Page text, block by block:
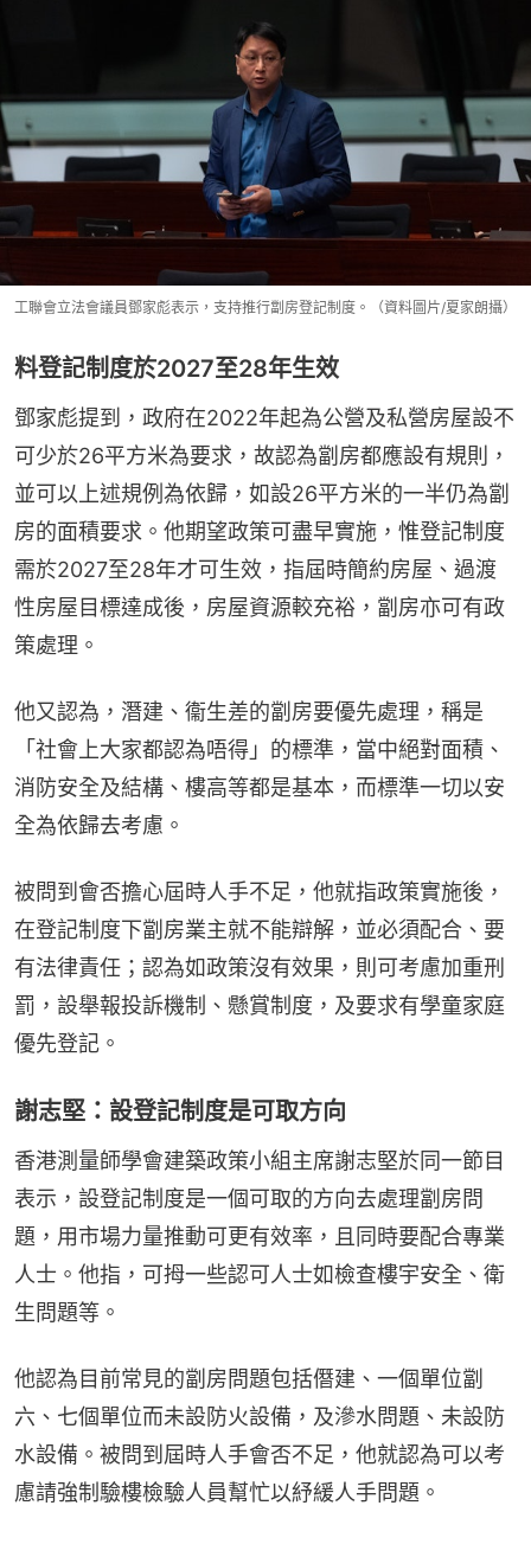
工聯會立法會議員鄧家彪表示，支持推行劏房登記制度。（資料圖片/夏家朗攝）
料登記制度於2027至28年生效
鄧家彪提到，政府在2022年起為公營及私營房屋設不
可少於26平方米為要求，故認為劏房都應設有規則，
並可以上述規例為依歸，如設26平方米的一半仍為劏
房的面積要求。他期望政策可盡早實施，惟登記制度
需於2027至28年才可生效，指屆時簡約房屋、過渡
性房屋目標達成後，房屋資源較充裕，劏房亦可有政
策處理。
他又認為，潛建、衞生差的劏房要優先處理，稱是
「社會上大家都認為唔得」的標準，當中絕對面積、
消防安全及結構、樓高等都是基本，而標準一切以安
全為依歸去考慮。
被問到會否擔心屆時人手不足，他就指政策實施後，
在登記制度下劏房業主就不能辯解，並必須配合、要
有法律責任；認為如政策沒有效果，則可考慮加重刑
罰，設舉報投訴機制、懸賞制度，及要求有學童家庭
優先登記。
謝志堅：設登記制度是可取方向
香港測量師學會建築政策小組主席謝志堅於同一節目
表示，設登記制度是一個可取的方向去處理劏房問
題，用市場力量推動可更有效率，且同時要配合專業
人士。他指，可拇一些認可人士如檢查樓宇安全、衛
生問題等。
他認為目前常見的劏房問題包括僭建、一個單位劏
六、七個單位而未設防火設備，及滲水問題、未設防
水設備。被問到屆時人手會否不足，他就認為可以考
慮請強制驗樓檢驗人員幫忙以紓緩人手問題。